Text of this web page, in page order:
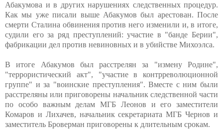
Абакумова и в других нарушениях следственных процедур.
Как мы уже писали выше Абакумов был арестован. После
смерти Сталина обвинения против него изменили и, в итоге,
судили его за ряд преступлений: участие в "банде Берии",
фабрикации дел против невиновных и в убийстве Михоэлса.
В итоге Абакумов был расстрелян за "измену Родине",
"террористический акт", "участие в контрреволюционной
группе" и за "воинские преступления". Вместе с ним были
расстреляны или приговорены начальник следственной части
по особо важным делам МГБ Леонов и его заместители
Комаров и Лихачев, начальник секретариата МГБ Чернов и
заместитель Броверман приговорены к длительным срокам.